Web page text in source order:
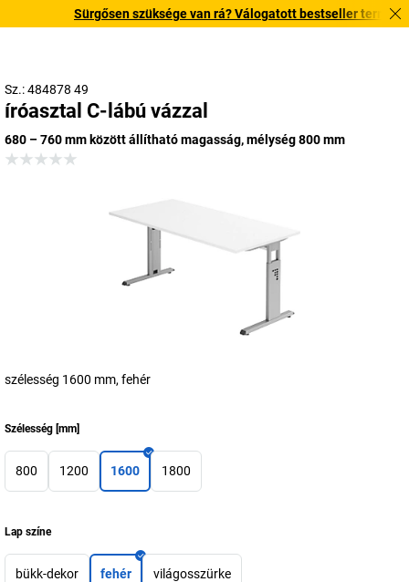
Sürgősen szüksége van rá? Válogatott bestseller
Sz.: 484878 49
íróasztal C-lábú vázzal
680 – 760 mm között állítható magasság, mélység 800 mm
szélesség 1600 mm, fehér
Szélesség [mm]
800 1200 1600 1800
Lap színe
bükk-dekor fehér világosszürke